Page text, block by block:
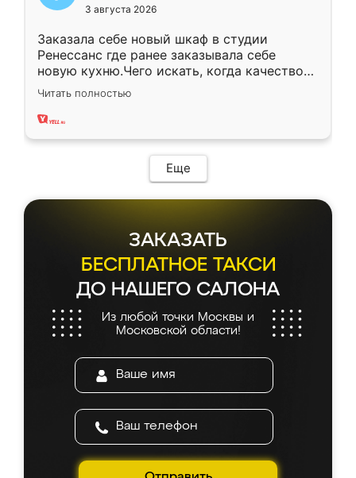
3 августа 2026
Заказала себе новый шкаф в студии
Ренессанс где ранее заказывала себе
новую кухню.Чего искать, когда качеством
вполне довольна. Служит кухня уже почти
два года, нареканий нет.
Читать полностью
Еще
ЗАКАЗАТЬ
БЕСПЛАТНОЕ ТАКСИ
ДО НАШЕГО САЛОНА
Из любой точки Москвы и
Московской области!